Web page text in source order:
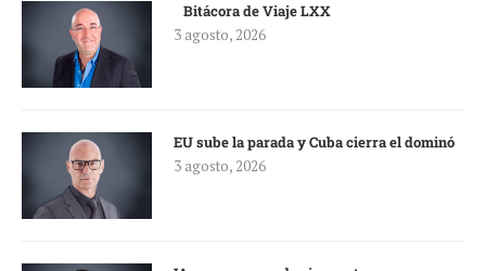
Bitácora de Viaje LXX
3 agosto, 2026
EU sube la parada y Cuba cierra el dominó
3 agosto, 2026